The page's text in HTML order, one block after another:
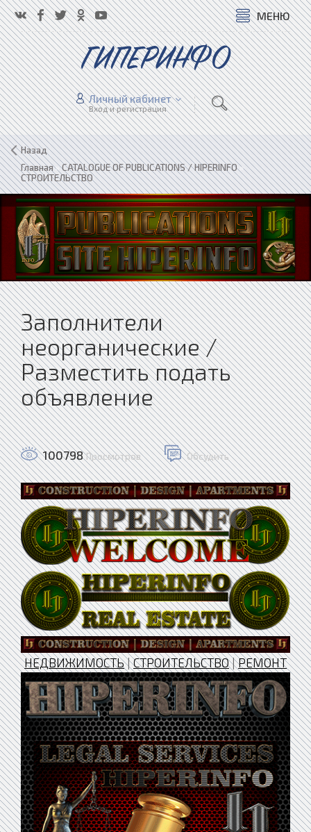
МЕНЮ
ГИПЕРИНФО
Личный кабинет
Вход и регистрация
Назад
Главная»CATALOGUE OF PUBLICATIONS / HIPERINFO»
СТРОИТЕЛЬСТВО
Заполнители
неорганические /
Разместить подать
объявление
100798 Просмотров Обсудить
НЕДВИЖИМОСТЬ|СТРОИТЕЛЬСТВО|РЕМОНТ